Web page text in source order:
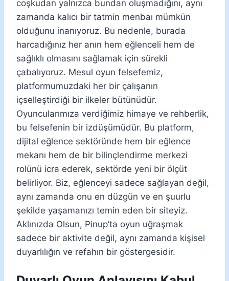
coşkudan yalnızca bundan oluşmadığını, aynı
zamanda kalıcı bir tatmin menbaı mümkün
olduğunu inanıyoruz. Bu nedenle, burada
harcadığınız her anın hem eğlenceli hem de
sağlıklı olmasını sağlamak için sürekli
çabalıyoruz. Mesul oyun felsefemiz,
platformumuzdaki her bir çalışanın
içselleştirdiği bir ilkeler bütünüdür.
Oyuncularımıza verdiğimiz himaye ve rehberlik,
bu felsefenin bir izdüşümüdür. Bu platform,
dijital eğlence sektöründe hem bir eğlence
mekanı hem de bir bilinçlendirme merkezi
rolünü icra ederek, sektörde yeni bir ölçüt
belirliyor. Biz, eğlenceyi sadece sağlayan değil,
aynı zamanda onu en düzgün ve en şuurlu
şekilde yaşamanızı temin eden bir siteyiz.
Aklınızda Olsun, Pinup’ta oyun uğraşmak
sadece bir aktivite değil, aynı zamanda kişisel
duyarlılığın ve refahın bir göstergesidir.